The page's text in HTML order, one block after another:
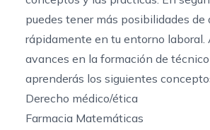
puedes tener más posibilidades de
rápidamente en tu entorno laboral.
avances en la formación de
aprenderás los siguientes
Derecho médico/ética
Farmacia Matemáticas